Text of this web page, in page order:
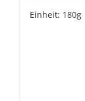
Einheit: 180g